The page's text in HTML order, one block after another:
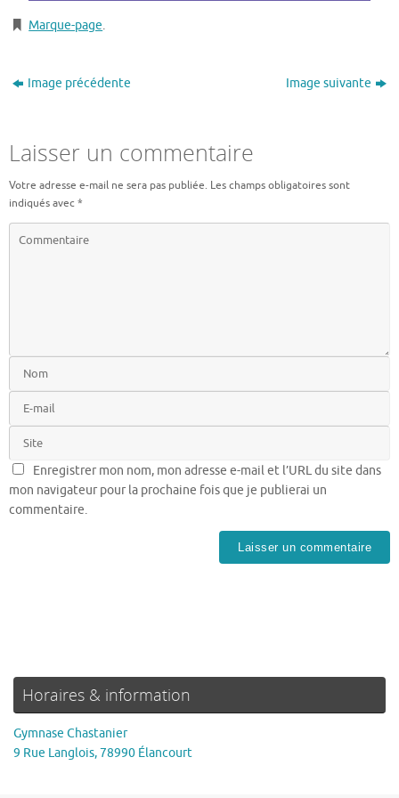
Marque-page.
Image précédente Image suivante
Laisser un commentaire
Votre adresse e-mail ne sera pas publiée. Les champs obligatoires sont
indiqués avec*
Enregistrer mon nom, mon adresse e-mail et l’URL du site dans
mon navigateur pour la prochaine fois que je publierai un
commentaire.
Horaires & information
Gymnase Chastanier
9 Rue Langlois, 78990 Élancourt